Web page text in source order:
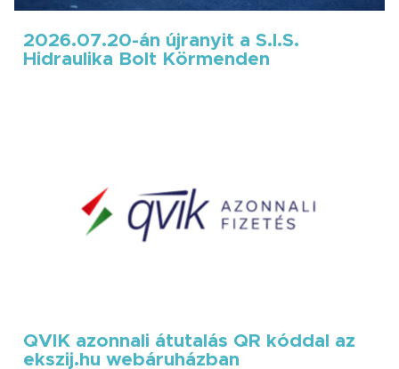
2026.07.20-án újranyit a S.I.S.
Hidraulika Bolt Körmenden
QVIK azonnali átutalás QR kóddal az
ekszij.hu webáruházban